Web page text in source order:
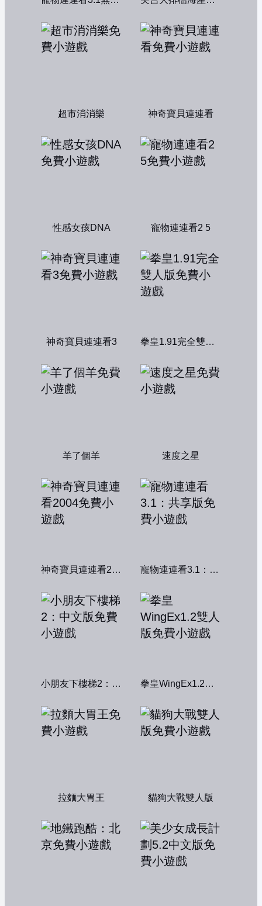
超市消消樂 神奇寶貝連連看
性感女孩DNA 寵物連連看2 5
神奇寶貝連連看3 拳皇1.91完全雙人版
羊了個羊 速度之星
神奇寶貝連連看2004 寵物連連看3.1：共享版
小朋友下樓梯2：中文版 拳皇WingEx1.2雙人版
拉麵大胃王 貓狗大戰雙人版